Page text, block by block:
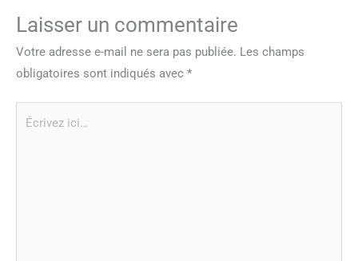
Laisser un commentaire
Votre adresse e-mail ne sera pas publiée. Les champs
obligatoires sont indiqués avec *